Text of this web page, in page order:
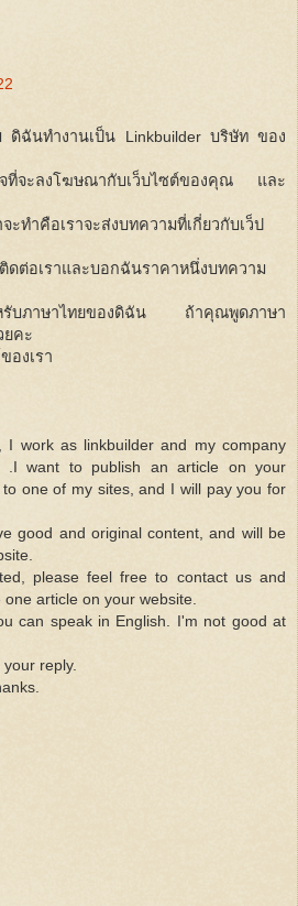
ฉันทำงานเป็น Linkbuilder บริษัท ของ
จที่จะลงโฆษณากับเว็บไซต์ของคุณ และ
ทำคือเราจะส่งบทความที่เกี่ยวกับเว็ป
ต่อเราและบอกฉันราคาหนึ่งบทความ
หรับภาษาไทยของดิฉัน ถ้าคุณพูดภาษา
ยคะ
องเรา
I work as linkbuilder and my company
.I want to publish an article on your
one of my sites, and I will pay you for
good and original content, and will be
please feel free to contact us and
article on your website.
can speak in English. I'm not good at
reply.